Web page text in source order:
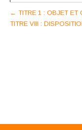
Post
navigation
← TITRE 1 : OBJET ET
TITRE VIII :